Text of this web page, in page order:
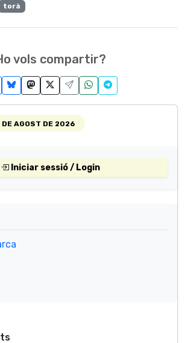
torà
vols compartir?
AGOST DE 2026
Iniciar sessió / Login